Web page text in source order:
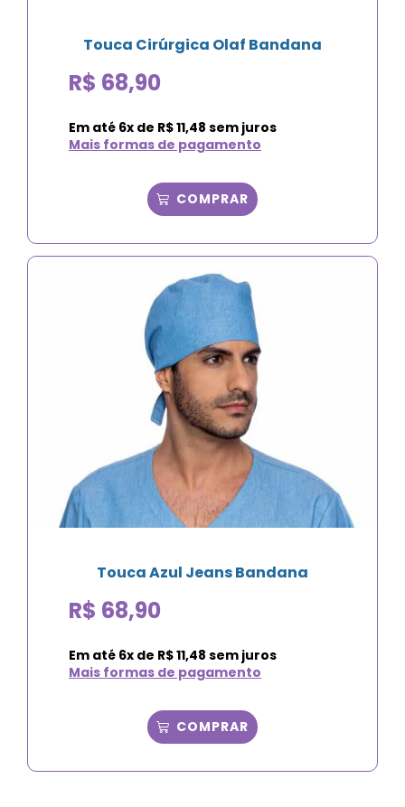
Touca Cirúrgica Olaf Bandana
R$ 68,90
Em até 6x de R$11,48 sem juros
Mais formas de pagamento
COMPRAR
Touca Azul Jeans Bandana
R$ 68,90
Em até 6x de R$11,48 sem juros
Mais formas de pagamento
COMPRAR